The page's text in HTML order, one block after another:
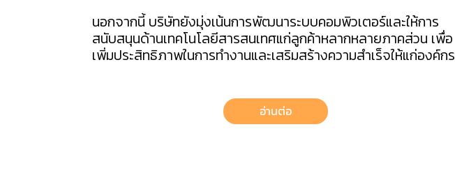
นอกจากนี้ บริษัทยังมุ่งเน้นการพัฒนาระบบคอมพิวเตอร์และให้การ
สนับสนุนด้านเทคโนโลยีสารสนเทศแก่ลูกค้าหลากหลายภาคส่วน เพื่อ
เพิ่มประสิทธิภาพในการทำงานและเสริมสร้างความสำเร็จให้แก่องค์กร
อ่านต่อ